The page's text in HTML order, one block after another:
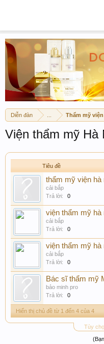
Diễn đàn Thẩm mỹ
Viện thẩm mỹ Hà
Tiêu đề
thẩm mỹ viện hà
cải bắp
Trả lời:
0
viện thẩm mỹ hà
cải bắp
Trả lời:
0
viện thẩm mỹ hà
cải bắp
Trả lời:
0
Bác sĩ thẩm mỹ
bảo minh pro
Trả lời:
0
Hiển thị chủ đề từ 1 đến 4 của 4
Tùy